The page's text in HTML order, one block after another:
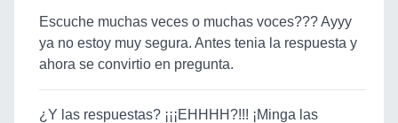
Escuche muchas veces o muchas voces??? Ayyy
ya no estoy muy segura. Antes tenia la respuesta y
ahora se convirtio en pregunta.
¿Y las respuestas? ¡¡¡EHHHH?!!! ¡Minga las